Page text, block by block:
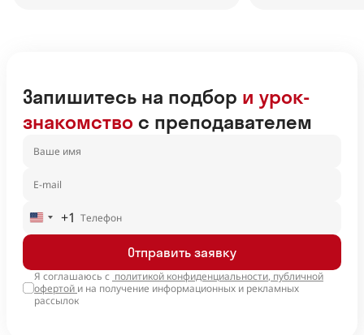
Запишитесь на подбор и урок-
знакомство с преподавателем
United
States
+1
Отправить заявку
Я соглашаюсь с политикой конфиденциальности, публичной
офертой и на получение информационных и рекламных
рассылок